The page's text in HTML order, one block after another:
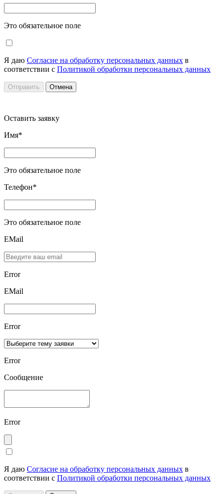
Это обязательное поле
Я даю Согласие на обработку персональных данных в
соответствии с Политикой обработки персональных данных
Отправить Отмена
Оставить заявку
Имя*
Это обязательное поле
Телефон*
Это обязательное поле
EMail
Error
ЕMаil
Error
Error
Сообщение
Error
Я даю Согласие на обработку персональных данных в
соответствии с Политикой обработки персональных данных